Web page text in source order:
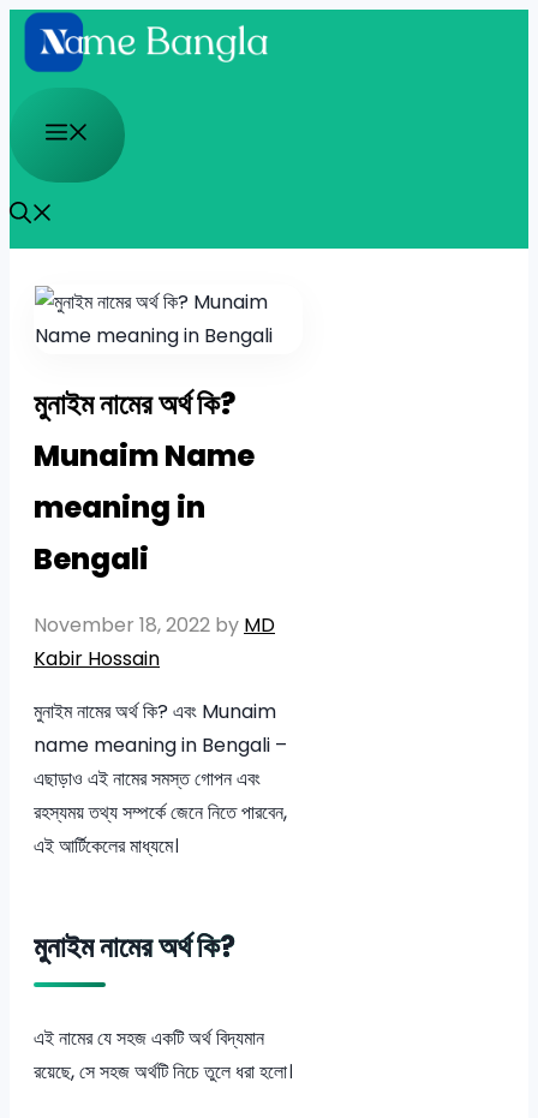
Skip
to
content
Menu
মুনাইম নামের অর্থ কি?
Munaim Name
meaning in
Bengali
November 18, 2022 by MD
Kabir Hossain
মুনাইম নামের অর্থ কি? এবং Munaim
name meaning in Bengali –
এছাড়াও এই নামের সমস্ত গোপন এবং
রহস্যময় তথ্য সম্পর্কে জেনে নিতে পারবেন,
এই আর্টিকেলের মাধ্যমে।
মুনাইম নামের অর্থ কি?
এই নামের যে সহজ একটি অর্থ বিদ্যমান
রয়েছে, সে সহজ অর্থটি নিচে তুলে ধরা হলো।